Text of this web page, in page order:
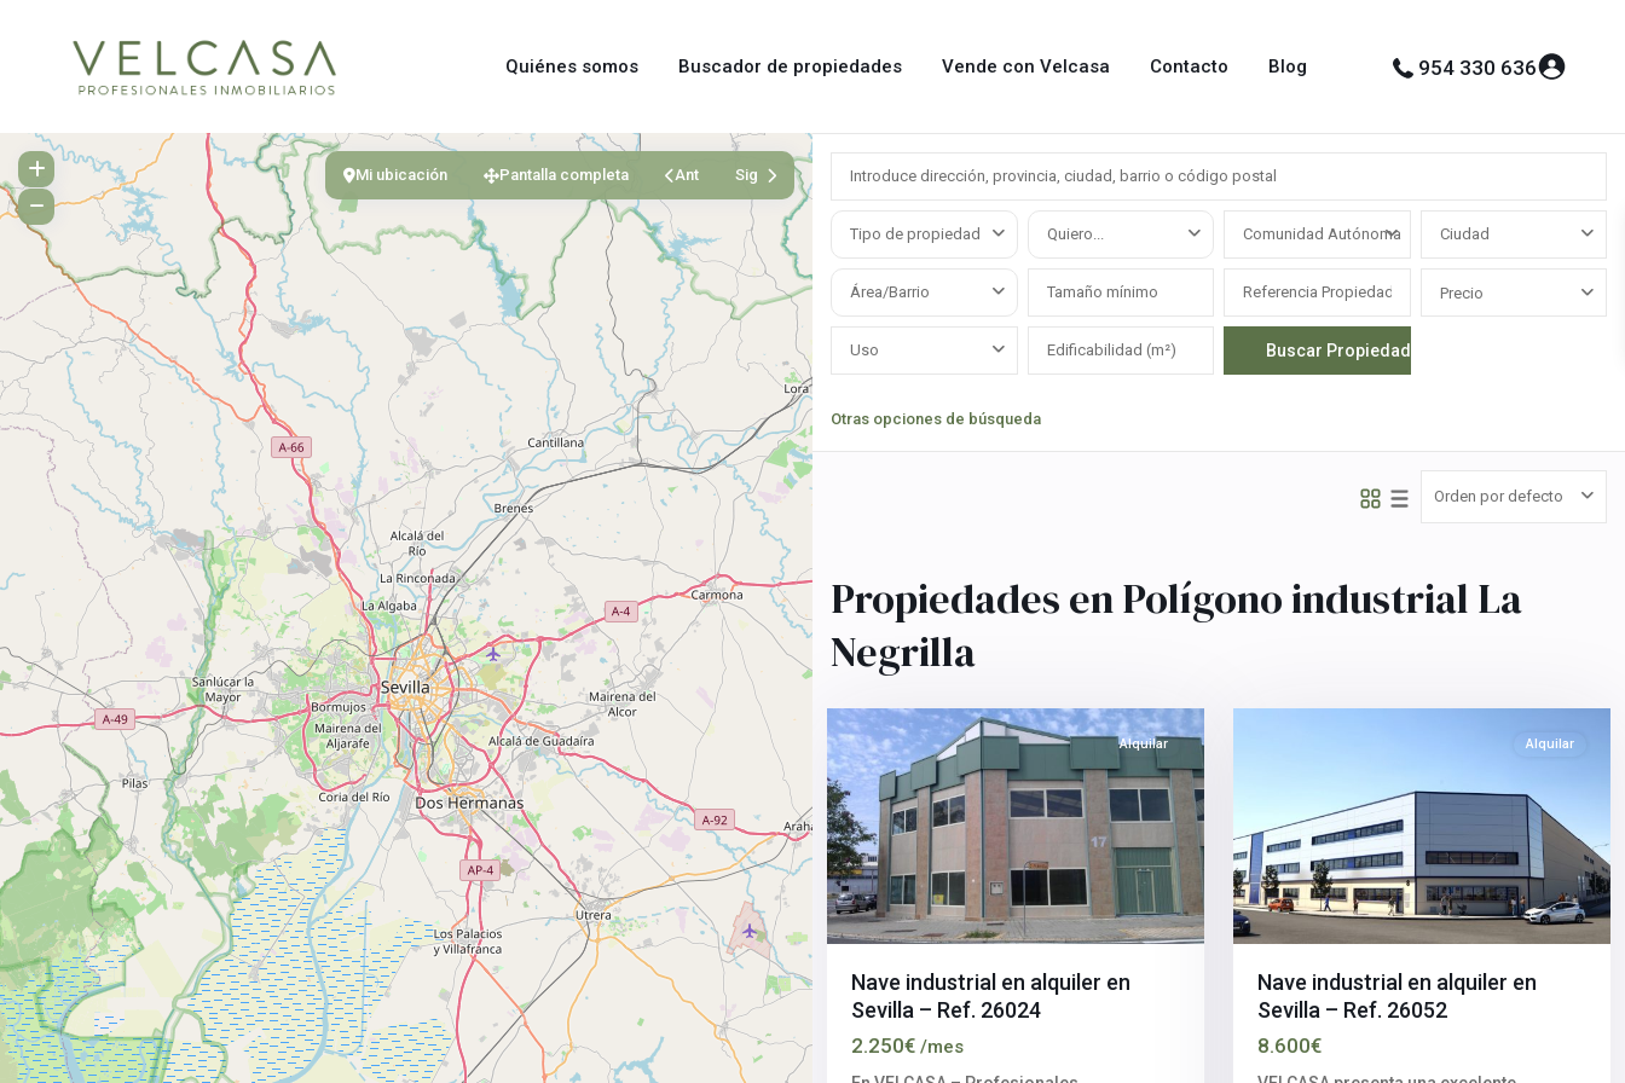
Quiénes somos Buscador de propiedades Vende con Velcasa Contacto Blog 954 330 636
Mi ubicación Pantalla completa Ant Sig
Tipo de propiedad Quiero... Comunidad Autónoma Ciudad
Área/Barrio Precio
Uso
Otras opciones de búsqueda
Orden por defecto
Propiedades en Polígono industrial La
Negrilla
La
Negrilla
Sevilla
Alquilar
Nave industrial en alquiler en
Sevilla – Ref. 26024
2.250€ /mes
La
Alquilar
Nave industrial en alquiler en
Sevilla – Ref. 26052
8.600€